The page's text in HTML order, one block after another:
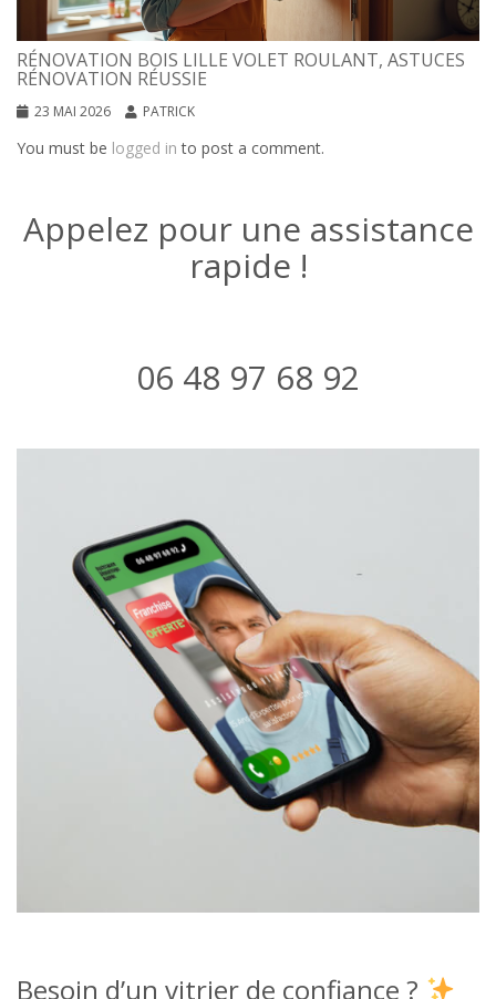
RÉNOVATION BOIS LILLE VOLET ROULANT, ASTUCES
RÉNOVATION RÉUSSIE
23 MAI 2026 PATRICK
You must be logged in to post a comment.
Appelez pour une assistance
rapide !
06 48 97 68 92
Besoin d’un vitrier de confiance ?